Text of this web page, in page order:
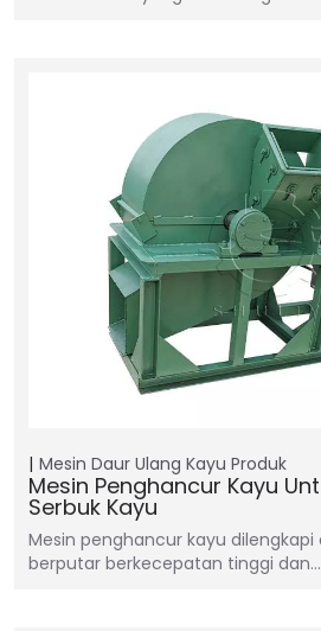
Mesin Daur Ulang Kayu Produk
Mesin Penghancur Kayu
Serbuk Kayu
Mesin penghancur kayu dilengkapi
berputar berkecepatan tinggi dan…